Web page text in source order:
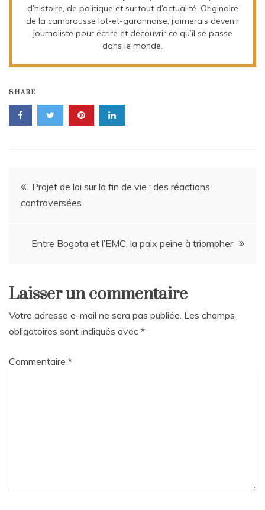
d’histoire, de politique et surtout d’actualité. Originaire
de la cambrousse lot-et-garonnaise, j’aimerais devenir
journaliste pour écrire et découvrir ce qu’il se passe
dans le monde.
SHARE
Navigation
de
l’article
Projet de loi sur la fin de vie : des réactions
controversées
Entre Bogota et l’EMC, la paix peine à triompher
Laisser un commentaire
Votre adresse e-mail ne sera pas publiée. Les champs
obligatoires sont indiqués avec *
Commentaire *